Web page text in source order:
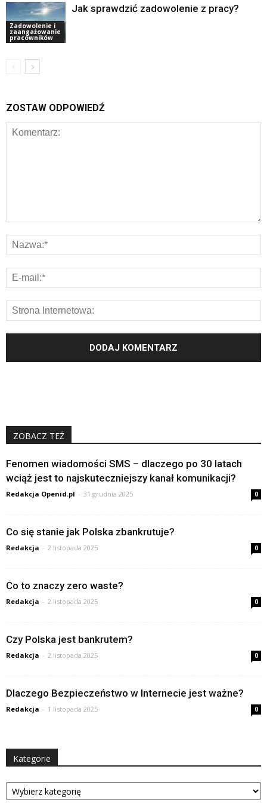
Zadowolenie i
zaangażowanie
pracowników
Jak sprawdzić zadowolenie z pracy?
ZOSTAW ODPOWIEDŹ
ZOBACZ TEŻ
Fenomen wiadomości SMS – dlaczego po 30 latach
wciąż jest to najskuteczniejszy kanał komunikacji?
Redakcja Openid.pl - 31 grudnia 2025 0
Co się stanie jak Polska zbankrutuje?
Redakcja - 2 listopada 2025 0
Co to znaczy zero waste?
Redakcja - 2 listopada 2025 0
Czy Polska jest bankrutem?
Redakcja - 2 listopada 2025 0
Dlaczego Bezpieczeństwo w Internecie jest ważne?
Redakcja - 1 listopada 2025 0
Kategorie
Kategorie